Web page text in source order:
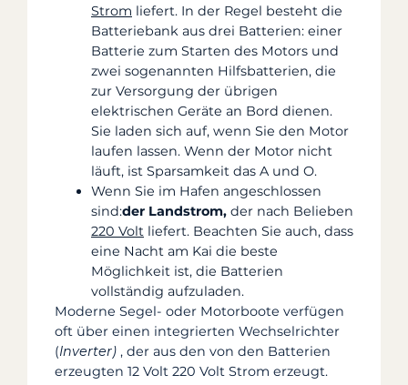
Strom liefert. In der Regel besteht die
Batteriebank aus drei Batterien: einer
Batterie zum Starten des Motors und
zwei sogenannten Hilfsbatterien, die
zur Versorgung der übrigen
elektrischen Geräte an Bord dienen.
Sie laden sich auf, wenn Sie den Motor
laufen lassen. Wenn der Motor nicht
läuft, ist Sparsamkeit das A und O.
Wenn Sie im Hafen angeschlossen
sind:der Landstrom, der nach Belieben
220 Volt liefert. Beachten Sie auch, dass
eine Nacht am Kai die beste
Möglichkeit ist, die Batterien
vollständig aufzuladen.
Moderne Segel- oder Motorboote verfügen
oft über einen integrierten Wechselrichter
(Inverter) , der aus den von den Batterien
erzeugten 12 Volt 220 Volt Strom erzeugt.